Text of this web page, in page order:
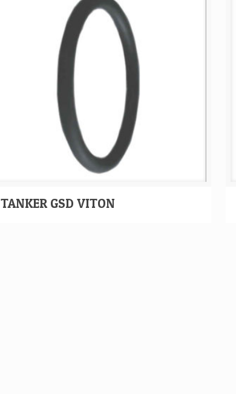
TANKER GSD VITON